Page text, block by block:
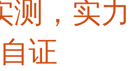
测，实力
自证